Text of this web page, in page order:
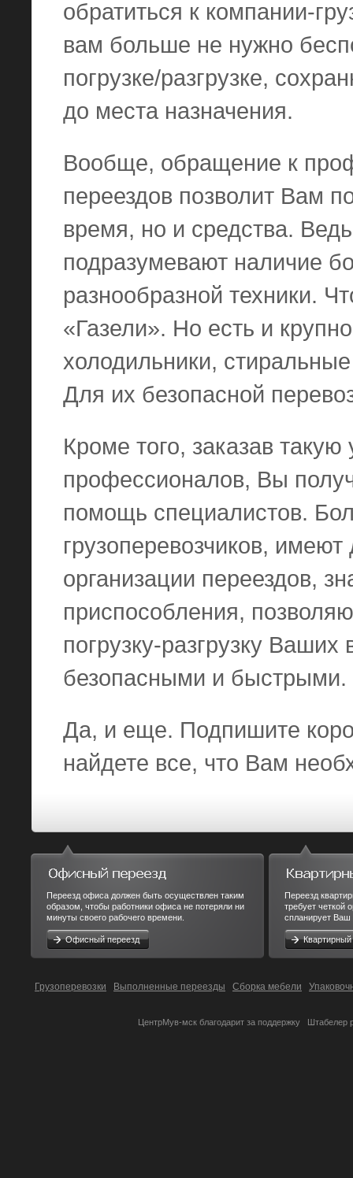
обратиться к компании-
вам больше не нужно
погрузке/разгрузке,
до места назначения.
Вообще, обращение к
переездов позволит Вам
время, но и средства.
подразумевают наличие
разнообразной техники.
«Газели». Но есть и
холодильники,
Для их безопасной
Кроме того, заказав такую
профессионалов, Вы
помощь специалистов.
грузоперевозчиков,
организации переездов,
приспособления,
погрузку-разгрузку
безопасными и быстрыми.
Да, и еще. Подпишите
найдете все, что Вам
Переезд офиса должен быть осуществлен таким
образом, чтобы работники офиса не потеряли ни
минуты своего рабочего времени.
Офисный переезд
Переезд
требует четкой
спланирует Ваш
Квартирный
Грузоперевозки Выполненные переезды Сборка мебели
ЦентрМув-мск благодарит за поддержку Штабелер